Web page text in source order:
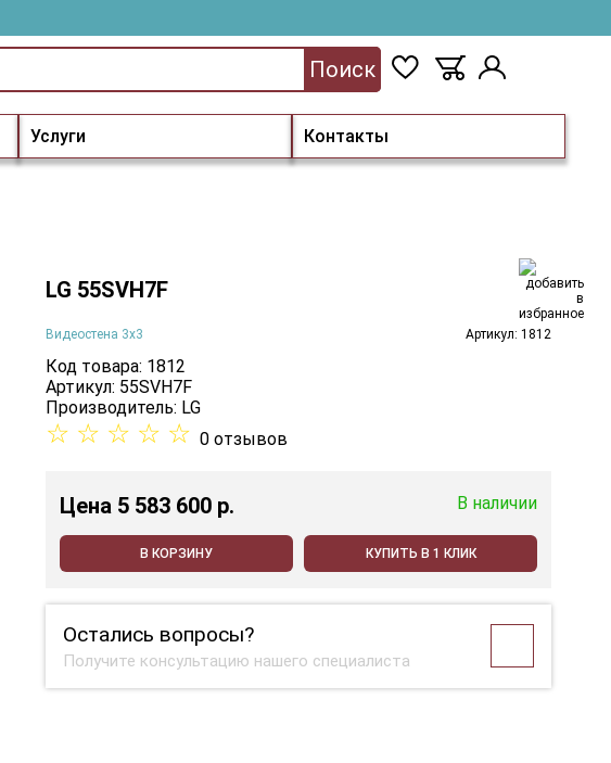
Услуги Контакты
Поиск
LG 55SVH7F
Видеостена 3х3 Артикул: 1812
Код товара: 1812
Артикул: 55SVH7F
Производитель: LG
☆ ☆ ☆ ☆ ☆ 0 отзывов
Цена 5 583 600 p. В наличии
В КОРЗИНУ КУПИТЬ В 1 КЛИК
Остались вопросы?
Получите консультацию нашего специалиста